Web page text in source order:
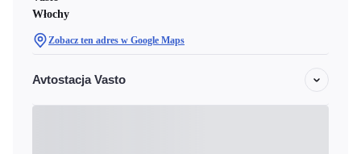
Włochy
Zobacz ten adres w Google Maps
Avtostacja Vasto